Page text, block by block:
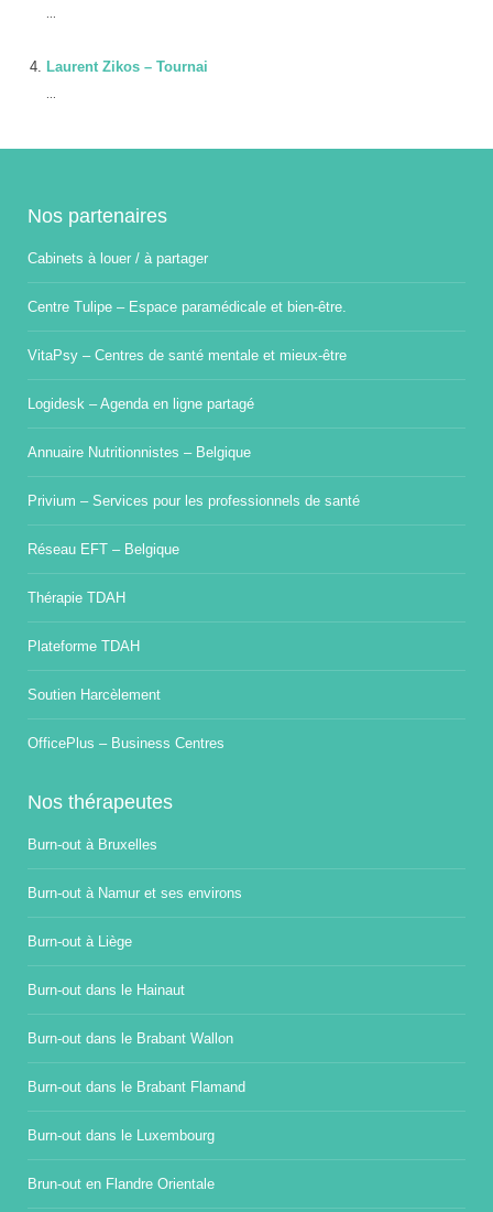
Laurent Zikos – Tournai
Nos partenaires
Cabinets à louer / à partager
Centre Tulipe – Espace paramédicale et bien-être.
VitaPsy – Centres de santé mentale et mieux-être
Logidesk – Agenda en ligne partagé
Annuaire Nutritionnistes – Belgique
Privium – Services pour les professionnels de santé
Réseau EFT – Belgique
Thérapie TDAH
Plateforme TDAH
Soutien Harcèlement
OfficePlus – Business Centres
Nos thérapeutes
Burn-out à Bruxelles
Burn-out à Namur et ses environs
Burn-out à Liège
Burn-out dans le Hainaut
Burn-out dans le Brabant Wallon
Burn-out dans le Brabant Flamand
Burn-out dans le Luxembourg
Brun-out en Flandre Orientale